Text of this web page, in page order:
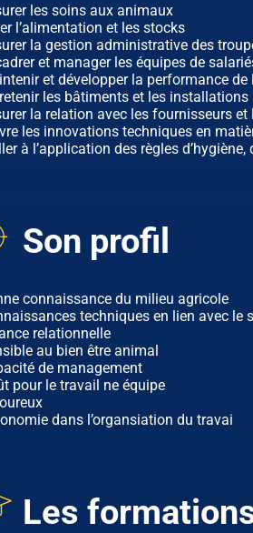
les soins aux animaux
l’alimentation et les stocks
la gestion administrative des
et manager les équipes de
et développer la performance de
les bâtiments et les installations
la relation avec les fournisseurs et
les innovations techniques en
à l’application des règles
Son profil
connaissance du milieu agricole
techniques en lien avec le
relationnelle
au bien être animal
de management
pour le travail ne équipe
dans l’organsiation du travai
Les